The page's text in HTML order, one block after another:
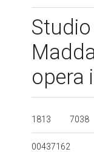
opera
1813
7038
00437162